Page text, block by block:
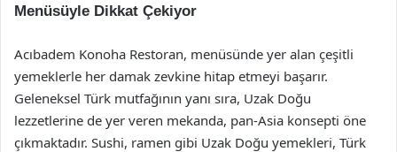
Menüsüyle Dikkat Çekiyor
Acıbadem Konoha Restoran, menüsünde yer alan çeşitli
yemeklerle her damak zevkine hitap etmeyi başarır.
Geleneksel Türk mutfağının yanı sıra, Uzak Doğu
lezzetlerine de yer veren mekanda, pan-Asia konsepti öne
çıkmaktadır. Sushi, ramen gibi Uzak Doğu yemekleri, Türk